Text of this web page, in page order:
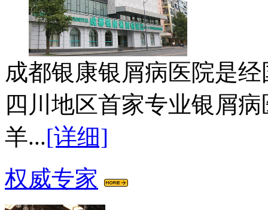
成都银康银屑病医院是
四川地区首家专业银屑
羊...[详细]
权威专家